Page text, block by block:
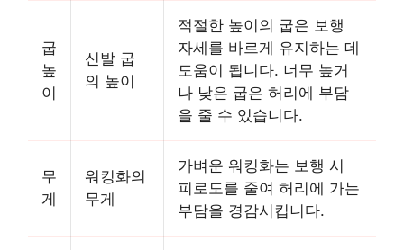
굽
높
이
신발 굽
의 높이
적절한 높이의 굽은 보행
자세를 바르게 유지하는 데
도움이 됩니다. 너무 높거
나 낮은 굽은 허리에 부담
을 줄 수 있습니다.
무
게
워킹화의
무게
가벼운 워킹화는 보행 시
피로도를 줄여 허리에 가는
부담을 경감시킵니다.